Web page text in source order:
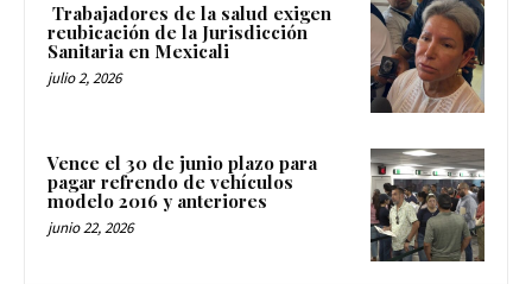
Trabajadores de la salud exigen
reubicación de la Jurisdicción
Sanitaria en Mexicali
julio 2, 2026
Vence el 30 de junio plazo para
pagar refrendo de vehículos
modelo 2016 y anteriores
junio 22, 2026